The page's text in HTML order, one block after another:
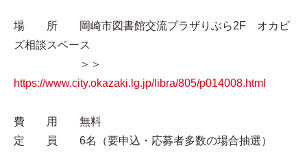
場 所 岡崎市図書館交流プラザりぶら2F オカビ
ズ相談スペース
＞＞
https://www.city.okazaki.lg.jp/libra/805/p014008.html
費 用 無料
定 員 6名（要申込・応募者多数の場合抽選）